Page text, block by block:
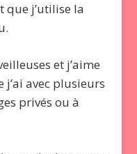
que j’utilise la
et j’aime
j’ai avec plusieurs
privés ou à